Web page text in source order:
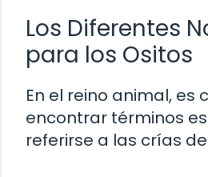
Los Diferentes
para los Ositos
En el reino animal, es
encontrar términos
referirse a las crías